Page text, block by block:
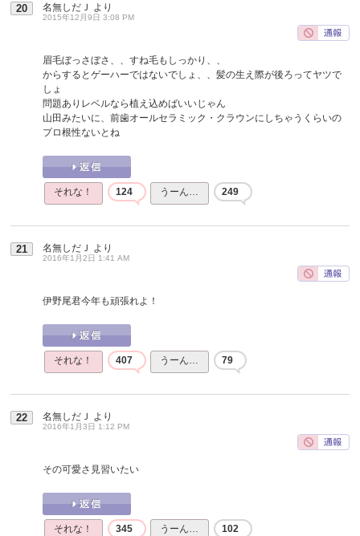
20 名無しだＪ より
2015年12月9日 3:08 PM
眉毛ぼっさぼさ、、すね毛もしっかり、、
からするとゲーハーではないでしょ、、髪の生え際が後ろってヤツで
しょ
問題ありレベルなら植え込めばいいじゃん
山田みたいに、前歯オールセラミック・クラウンにしちゃうくらいの
プロ根性ないとね
それな！ 124 うーん… 249
21 名無しだＪ より
2016年1月2日 1:41 AM
伊野尾君今年も頑張れよ！
それな！ 407 うーん… 79
22 名無しだＪ より
2016年1月3日 1:12 PM
その可愛さ見習いたい
それな！ 345 うーん… 102